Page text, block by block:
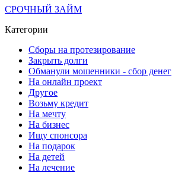
СРОЧНЫЙ ЗАЙМ
Категории
Сборы на протезирование
Закрыть долги
Обманули мошенники - сбор денег
На онлайн проект
Другое
Возьму кредит
На мечту
На бизнес
Ищу спонсора
На подарок
На детей
На лечение